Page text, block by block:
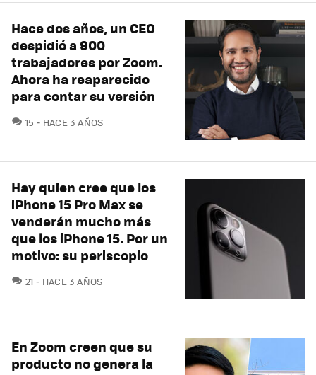
Hace dos años, un CEO
despidió a 900
trabajadores por Zoom.
Ahora ha reaparecido
para contar su versión
15 COMENTARIOS
HACE 3 AÑOS
Hay quien cree que los
iPhone 15 Pro Max se
venderán mucho más
que los iPhone 15. Por un
motivo: su periscopio
21 COMENTARIOS
HACE 3 AÑOS
En Zoom creen que su
producto no genera la